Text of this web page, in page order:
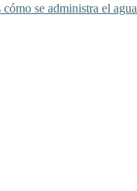
se administra el